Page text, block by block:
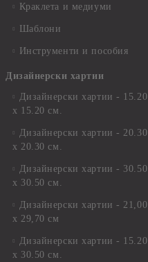
Краклета и медиуми
Шаблони
Инструменти и пособия
Дизайнерски хартии
Дизайнерски хартии - 15.20
х 15.20 см.
Дизайнерски хартии - 20.30
х 20.30 см.
Дизайнерски хартии - 30.50
х 30.50 см.
Дизайнерски хартии - 21,00
х 29,70 см
Дизайнерски хартии - 15.20
x 30.50 см.